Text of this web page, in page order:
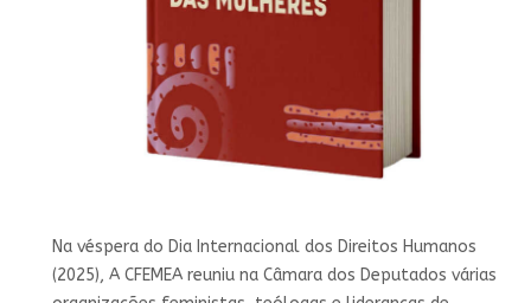
Na véspera do Dia Internacional dos Direitos Humanos
(2025), A CFEMEA reuniu na Câmara dos Deputados várias